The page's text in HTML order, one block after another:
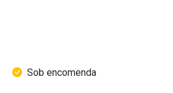
Sob encomenda